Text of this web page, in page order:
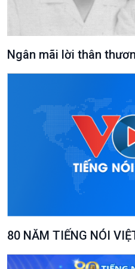
Ngân mãi lời thân
80 NĂM TIẾNG NÓI